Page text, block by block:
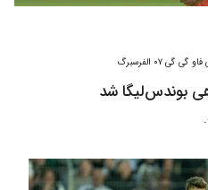
گی ۰۷ الفرسبرگ
بوندس‌لیگا شد